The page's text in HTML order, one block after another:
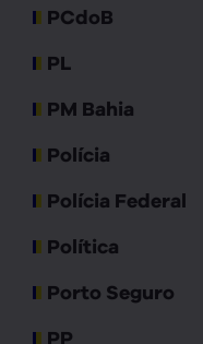
PCdoB
PL
PM Bahia
Polícia
Polícia Federal
Política
Porto Seguro
PP